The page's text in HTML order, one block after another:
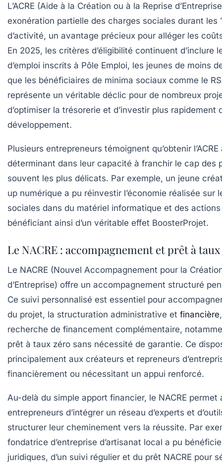
L’ACRE (Aide à la Création ou à la Reprise
exonération partielle des charges sociales durant les
d’activité, un avantage précieux pour alléger les
En 2025, les critères d’éligibilité continuent d’inclure
d’emploi inscrits à Pôle Emploi, les jeunes de moins
que les bénéficiaires de minima sociaux comme le
représente un véritable déclic pour de nombreux
d’optimiser la trésorerie et d’investir plus rapidement
développement.
Plusieurs entrepreneurs témoignent qu’obtenir l’ACRE
déterminant dans leur capacité à franchir le cap des
souvent les plus délicats. Par exemple, un jeune
up numérique a pu réinvestir l’économie réalisée sur
sociales dans du matériel informatique et des
bénéficiant ainsi d’un véritable effet BoosterProjet.
Le NACRE : accompagnement et prêt à
Le NACRE (Nouvel Accompagnement pour la
d’Entreprise) offre un accompagnement structuré
Ce suivi personnalisé est essentiel pour
du projet, la structuration administrative et financière
recherche de financement complémentaire,
prêt à taux zéro sans nécessité de garantie. Ce
principalement aux créateurs et repreneurs
financièrement ou nécessitant un appui renforcé.
Au-delà du simple apport financier, le NACRE permet
entrepreneurs d’intégrer un réseau d’experts et
structurer leur cheminement vers la réussite. Par
fondatrice d’entreprise d’artisanat local a pu
juridiques, d’un suivi régulier et du prêt NACRE pour